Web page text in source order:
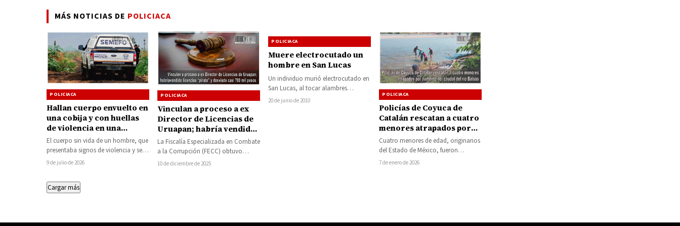
MÁS NOTICIAS DE POLICIACA
POLICIACA
Hallan cuerpo envuelto en
una cobija y con huellas
de violencia en una
brecha de Apatzingán
El cuerpo sin vida de un hombre, que
presentaba signos de violencia y se
encontraba atado de los…
9 de julio de 2026
POLICIACA
Vinculan a proceso a ex
Director de Licencias de
Uruapan; habría vendido
licencias “pirata” y
desviado casi 700 mil
pesos
La Fiscalía Especializada en Combate
a la Corrupción (FECC) obtuvo
vinculación a proceso en contra de
10 de diciembre de 2025
POLICIACA
Muere electrocutado un
hombre en San Lucas
Un individuo murió electrocutado en
San Lucas, al tocar alambres
electrificados mientras realizaba una
20 de junio de 2010
POLICIACA
Policías de Coyuca de
Catalán rescatan a cuatro
menores atrapados por
aumento del caudal del
río Balsas
Cuatro menores de edad, originarios
del Estado de México, fueron
rescatados la tarde de este martes
7 de enero de 2026
Cargar más